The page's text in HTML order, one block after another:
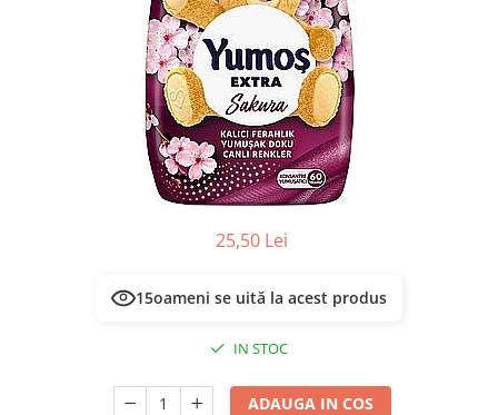
25,50 Lei
15oameni se uită la acest produs
IN STOC
ADAUGA IN COS